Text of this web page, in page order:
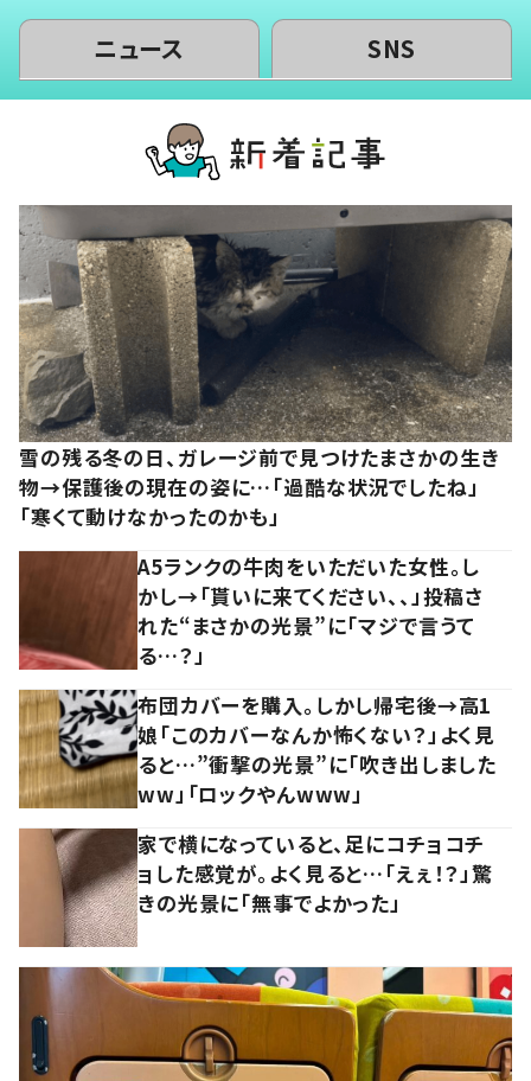
ニュース SNS
雪の残る冬の日、ガレージ前で見つけたまさかの生き
物→保護後の現在の姿に…「過酷な状況でしたね」
「寒くて動けなかったのかも」
A5ランクの牛肉をいただいた女性。し
かし→「貰いに来てください、、」投稿さ
れた“まさかの光景”に「マジで言うて
る…？」
布団カバーを購入。しかし帰宅後→高1
娘「このカバーなんか怖くない？」よく見
ると…”衝撃の光景”に「吹き出しました
ww」「ロックやんwww」
家で横になっていると、足にコチョコチ
ョした感覚が。よく見ると…「えぇ！？」驚
きの光景に「無事でよかった」